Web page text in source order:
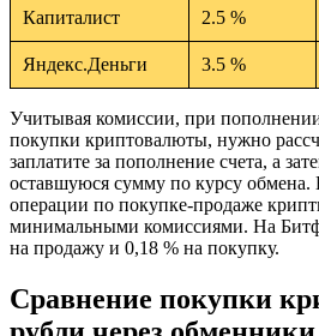
Капиталист 2.5 %
Яндекс.Деньги 3.5 %
Учитывая комиссии, при
покупки криптовалюты, нужно
заплатите за пополнение счета, а
оставшуюся сумму по курсу
операции по покупке-продаже
минимальными комиссиями. На
на продажу и 0,18 % на покупку.
Сравнение покупки